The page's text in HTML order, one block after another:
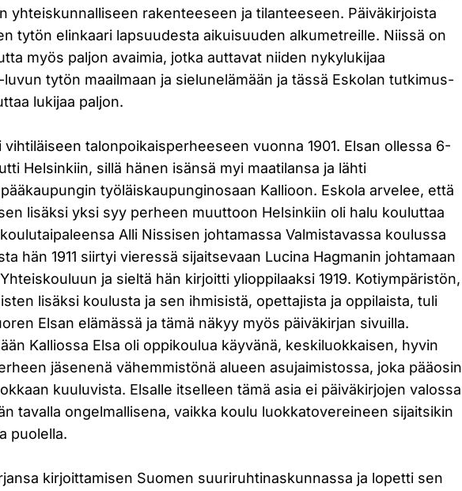
yhteiskunnalliseen rakenteeseen ja tilanteeseen. Päiväkirjoista
tytön elinkaari lapsuudesta aikuisuuden alkumetreille. Niissä on
myös paljon avaimia, jotka auttavat niiden nykylukijaa
luvun tytön maailmaan ja sielunelämään ja tässä Eskolan tutkimus-
lukijaa paljon.
vihtiläiseen talonpoikaisperheeseen vuonna 1901. Elsan ollessa 6-
Helsinkiin, sillä hänen isänsä myi maatilansa ja lähti
työläiskaupunginosaan Kallioon. Eskola arvelee, että
lisäksi yksi syy perheen muuttoon Helsinkiin oli halu kouluttaa
Alli Nissisen johtamassa Valmistavassa koulussa
hän 1911 siirtyi vieressä sijaitsevaan Lucina Hagmanin johtamaan
ja sieltä hän kirjoitti ylioppilaaksi 1919. Kotiympäristön,
lisäksi koulusta ja sen ihmisistä, opettajista ja oppilaista, tuli
Elsan elämässä ja tämä näkyy myös päiväkirjan sivuilla.
Kalliossa Elsa oli oppikoulua käyvänä, keskiluokkaisen, hyvin
jäsenenä vähemmistönä alueen asujaimistossa, joka pääosin
kuuluvista. Elsalle itselleen tämä asia ei päiväkirjojen valossa
tavalla ongelmallisena, vaikka koulu luokkatovereineen sijaitsikin
puolella.
kirjoittamisen Suomen suuriruhtinaskunnassa ja lopetti sen